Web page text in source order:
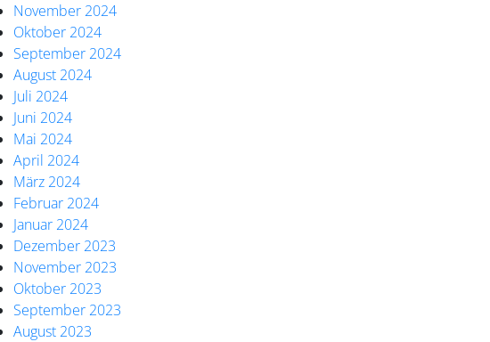
November 2024
Oktober 2024
September 2024
August 2024
Juli 2024
Juni 2024
Mai 2024
April 2024
März 2024
Februar 2024
Januar 2024
Dezember 2023
November 2023
Oktober 2023
September 2023
August 2023